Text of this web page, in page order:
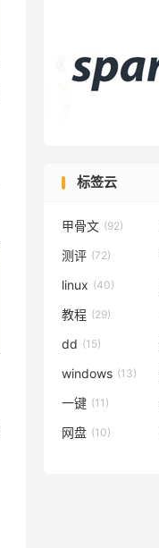
标签云
甲骨文 (92)
测评 (72)
linux (40)
教程 (29)
dd (15)
windows (13)
一键 (11)
网盘 (10)